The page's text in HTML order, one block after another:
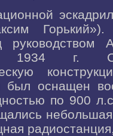
руководством
1934 г.
оснащен
по 900
небольшая